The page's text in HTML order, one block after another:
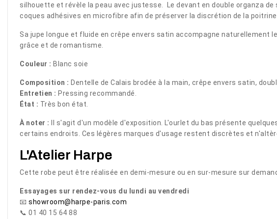
silhouette et révèle la peau avec justesse. Le devant en double organza
coques adhésives en microfibre afin de préserver la discrétion de la poitrine.
Sa jupe longue et fluide en crêpe envers satin accompagne naturellement
grâce et de romantisme.
Couleur : Blanc soie
Composition : Dentelle de Calais brodée à la main, crêpe envers satin,
Entretien : Pressing recommandé.
État : Très bon état.
À noter :
Il s'agit d'un modèle d'exposition. L'ourlet du bas présente
certains endroits. Ces légères marques d'usage restent discrètes et
L'Atelier Harpe
Cette robe peut être réalisée en demi-mesure ou en sur-mesure sur
Essayages sur rendez-vous du lundi au vendredi
📧 showroom@harpe-paris.com
📞 01 40 15 64 88